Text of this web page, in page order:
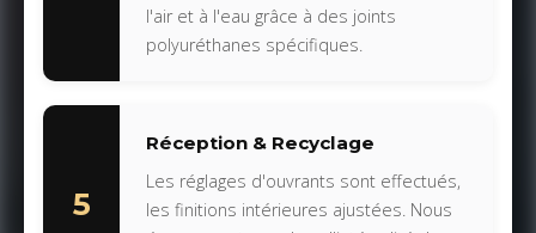
l'air et à l'eau grâce à des joints
polyuréthanes spécifiques.
5
Réception & Recyclage
Les réglages d'ouvrants sont effectués,
les finitions intérieures ajustées. Nous